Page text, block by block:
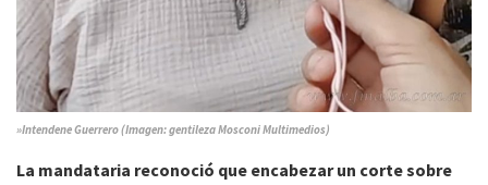
»Intendene Guerrero (Imagen: gentileza Mosconi Multimedios)
La mandataria reconoció que encabezar un corte sobre